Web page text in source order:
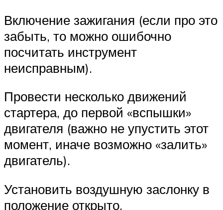
Включение зажигания (если про это
забыть, то можно ошибочно
посчитать инструмент
неисправным).
Провести несколько движений
стартера, до первой «вспышки»
двигателя (важно не упустить этот
момент, иначе возможно «залить»
двигатель).
Установить воздушную заслонку в
положение открыто.